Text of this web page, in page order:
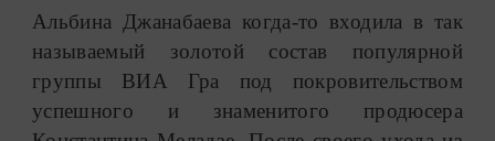
Альбина Джанабаева когда-то входила в так
называемый золотой состав популярной
группы ВИА Гра под покровительством
успешного и знаменитого продюсера